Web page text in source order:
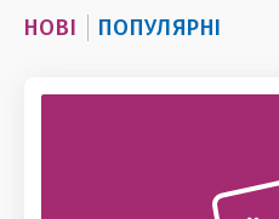
НОВІ ПОПУЛЯРНІ